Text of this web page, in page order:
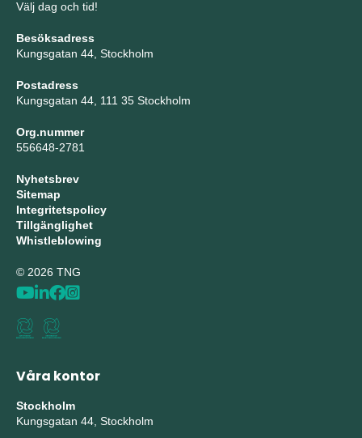
Välj dag och tid!
Besöksadress
Kungsgatan 44, Stockholm
Postadress
Kungsgatan 44, 111 35 Stockholm
Org.nummer
556648-2781
Nyhetsbrev
Sitemap
Integritetspolicy
Tillgänglighet
Whistleblowing
© 2026 TNG
Våra kontor
Stockholm
Kungsgatan 44, Stockholm